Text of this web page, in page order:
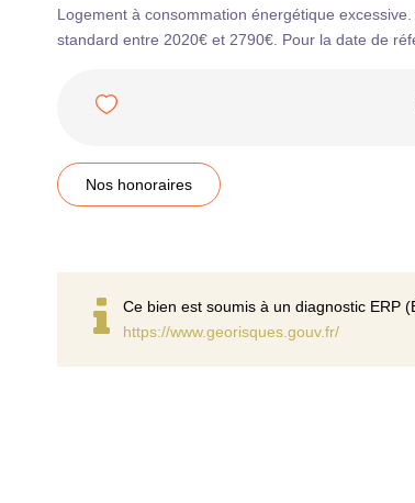
Logement à consommation énergétique
standard entre 2020€ et 2790€. Pour la date de
Nos honoraires
Ce bien est soumis à un diagnostic ERP
https://www.georisques.gouv.fr/